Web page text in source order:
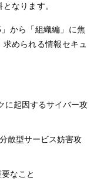
なります。
から「組織編」に焦
められる情報セキュ
起因するサイバー攻
散型サービス妨害攻
なこと